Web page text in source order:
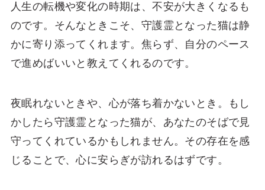
人生の転機や変化の時期は、不安が大きくなるも
のです。そんなときこそ、守護霊となった猫は静
かに寄り添ってくれます。焦らず、自分のペース
で進めばいいと教えてくれるのです。
夜眠れないときや、心が落ち着かないとき。もし
かしたら守護霊となった猫が、あなたのそばで見
守ってくれているかもしれません。その存在を感
じることで、心に安らぎが訪れるはずです。